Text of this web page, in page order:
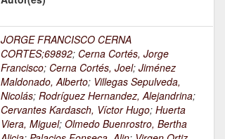
JORGE FRANCISCO CERNA
CORTES;69892; Cerna Cortés, Jorge
Francisco; Cerna Cortés, Joel;Jiménez
Maldonado, Alberto; Villegas Sepulveda,
Nicolás;Rodríguez Hernandez, Alejandrina;
Cervantes Kardasch, Víctor Hugo;Huerta
Viera, Miguel;Olmedo Buenrostro, Bertha